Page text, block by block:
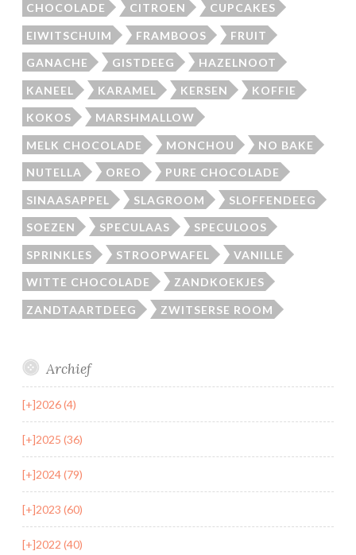
CHOCOLADE CITROEN CUPCAKES
EIWITSCHUIM FRAMBOOS FRUIT
GANACHE GISTDEEG HAZELNOOT
KANEEL KARAMEL KERSEN KOFFIE
KOKOS MARSHMALLOW
MELK CHOCOLADE MONCHOU NO BAKE
NUTELLA OREO PURE CHOCOLADE
SINAASAPPEL SLAGROOM SLOFFENDEEG
SOEZEN SPECULAAS SPECULOOS
SPRINKLES STROOPWAFEL VANILLE
WITTE CHOCOLADE ZANDKOEKJES
ZANDTAARTDEEG ZWITSERSE ROOM
Archief
[+]2026 (4)
[+]2025 (36)
[+]2024 (79)
[+]2023 (60)
[+]2022 (40)